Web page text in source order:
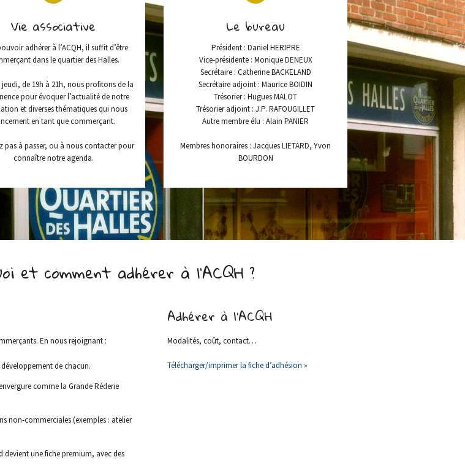
Vie associative
adhérer à l’ACQH, il suffit d’être
dans le quartier des Halles.
jeudi, de 19h à 21h, nous profitons de la
pour évoquer l’actualité de notre
et diverses thématiques qui nous
en tant que commerçant.
pas à passer, ou à nous contacter pour
connaître notre agenda.
Le bureau
Président : Daniel HERIPRE
Vice-présidente : Monique DENEUX
Secrétaire : Catherine BACKELAND
Secrétaire adjoint : Maurice BOIDIN
Trésorier : Hugues MALOT
Trésorier adjoint : J.P. RAFOUGILLET
Autre membre élu : Alain PANIER
Membres honoraires : Jacques LIETARD, Yvon
BOURDON
et comment adhérer à l’ACQH ?
En nous rejoignant :
de chacun.
comme la Grande Réderie
non-commerciales (exemples : atelier
devient une fiche premium, avec des
Adhérer à l’ACQH
Modalités, coût, contact…
Télécharger/imprimer la fiche d’adhésion »